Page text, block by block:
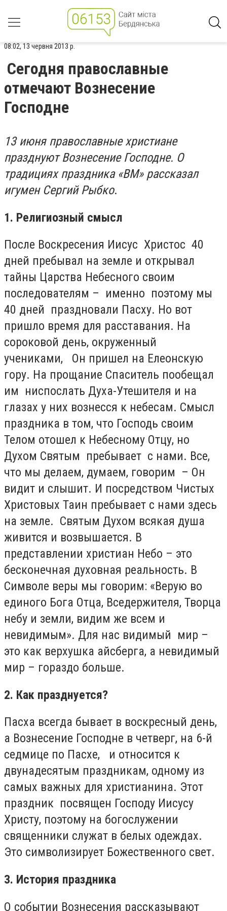
08:02, 13 червня 2013 р.
Сегодня православные
отмечают Вознесение
Господне
13 июня православные христиане
празднуют Вознесение Господне. О
традициях праздника «ВМ» рассказал
игумен Сергий Рыбко.
1. Религиозный смысл
После Воскресения Иисус Христос 40
дней пребывал на земле и открывал
тайны Царства Небесного своим
последователям – именно поэтому мы
40 дней праздновали Пасху. Но вот
пришло время для расставания. На
сороковой день, окруженный
учениками, Он пришел на Елеонскую
гору. На прощание Спаситель пообещал
им ниспослать Духа-Утешителя и на
глазах у них вознесся к небесам. Смысл
праздника в том, что Господь своим
Телом отошел к Небесному Отцу, но
Духом Святым пребывает с нами. Все,
что мы делаем, думаем, говорим – Он
видит и слышит. И посредством Чистых
Христовых Таин пребывает с нами здесь
на земле. Святым Духом всякая душа
живится и возвышается. В
представлении христиан Небо – это
бесконечная духовная реальность. В
Символе веры мы говорим: «Верую во
единого Бога Отца, Вседержителя, Творца
небу и земли, видим же всем и
невидимым». Для нас видимый мир –
это как верхушка айсберга, а невидимый
мир – гораздо больше.
2. Как празднуется?
Пасха всегда бывает в воскресный день,
а Вознесение Господне в четверг, на 6-й
седмице по Пасхе, и относится к
двунадесятым праздникам, одному из
самых важных для христианина. Этот
праздник посвящен Господу Иисусу
Христу, поэтому на богослужении
священники служат в белых одеждах.
Это символизирует Божественного свет.
3. История праздника
О событии Вознесения рассказывают